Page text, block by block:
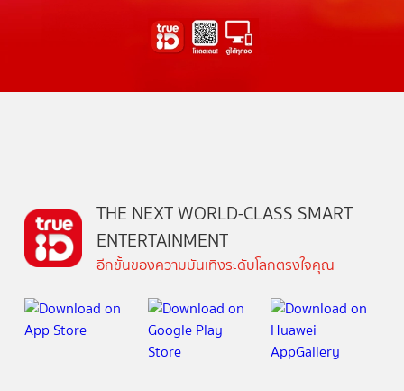
THE NEXT WORLD-CLASS SMART
ENTERTAINMENT
อีกขั้นของความบันเทิงระดับโลกตรงใจคุณ